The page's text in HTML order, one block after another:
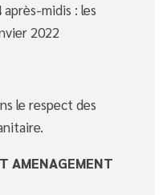
midis : les
2022
le respect des
AMENAGEMENT